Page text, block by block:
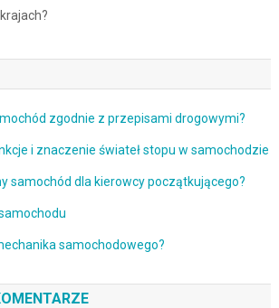
zgodnie z przepisami drogowymi?
i znaczenie świateł stopu w samochodzie
samochód dla kierowcy początkującego?
samochodowego?